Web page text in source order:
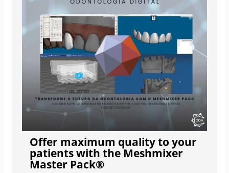
Offer maximum quality to your
patients with the Meshmixer
Master Pack®